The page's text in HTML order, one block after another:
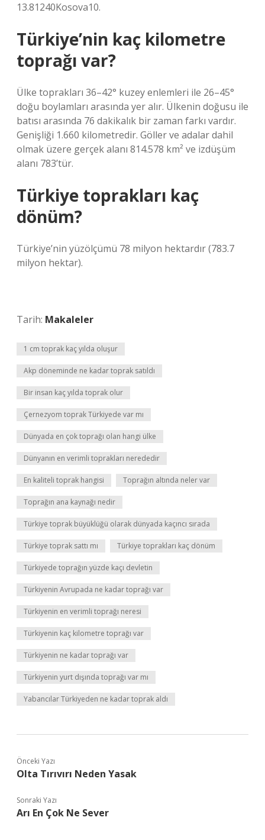
13.81240Kosova10.
Türkiye’nin kaç kilometre
toprağı var?
Ülke toprakları 36–42° kuzey enlemleri ile 26–45°
doğu boylamları arasında yer alır. Ülkenin doğusu ile
batısı arasında 76 dakikalık bir zaman farkı vardır.
Genişliği 1.660 kilometredir. Göller ve adalar dahil
olmak üzere gerçek alanı 814.578 km² ve ​​izdüşüm
alanı 783’tür.
Türkiye toprakları kaç
dönüm?
Türkiye’nin yüzölçümü 78 milyon hektardır (783.7
milyon hektar).
Tarih: Makaleler
1 cm toprak kaç yılda oluşur
Akp döneminde ne kadar toprak satıldı
Bir insan kaç yılda toprak olur
Çernezyom toprak Türkiyede var mı
Dünyada en çok toprağı olan hangi ülke
Dünyanın en verimli toprakları nerededir
En kaliteli toprak hangisi Toprağın altında neler var
Toprağın ana kaynağı nedir
Türkiye toprak büyüklüğü olarak dünyada kaçıncı sırada
Türkiye toprak sattı mı Türkiye toprakları kaç dönüm
Türkiyede toprağın yüzde kaçı devletin
Türkiyenin Avrupada ne kadar toprağı var
Türkiyenin en verimli toprağı neresi
Türkiyenin kaç kilometre toprağı var
Türkiyenin ne kadar toprağı var
Türkiyenin yurt dışında toprağı var mı
Yabancılar Türkiyeden ne kadar toprak aldı
Önceki Yazı
Olta Tırıvırı Neden Yasak
Sonraki Yazı
Arı En Çok Ne Sever